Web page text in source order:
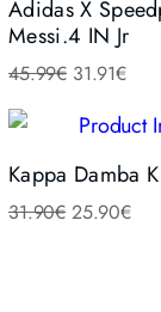
Adidas X
Messi.4 IN Jr
45.99€ 31.91€
Kappa Damba
31.90€ 25.90€